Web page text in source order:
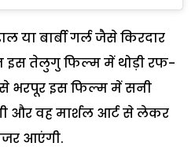
या बार्बी गर्ल जैसे किरदार
इस तेलुगु फिल्म में थोड़ी रफ-
भरपूर इस फिल्म में सनी
और वह मार्शल आर्ट से लेकर
आएंगी.